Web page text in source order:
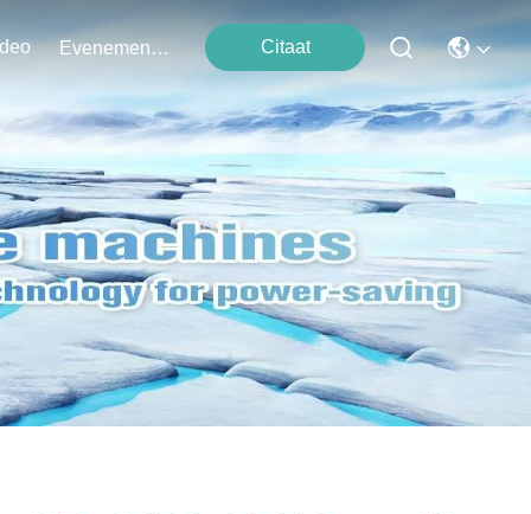
Evenementen Citaat